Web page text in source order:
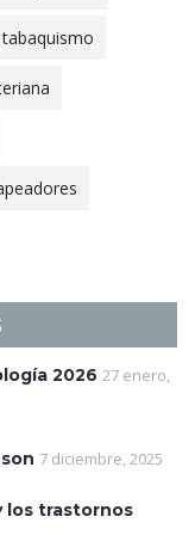
tabaquismo
2026 27 enero,
7 diciembre, 2025
los trastornos